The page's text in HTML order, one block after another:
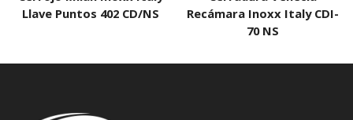
Llave Puntos 402 CD/NS
Recámara Inoxx Italy CDI-
70 NS